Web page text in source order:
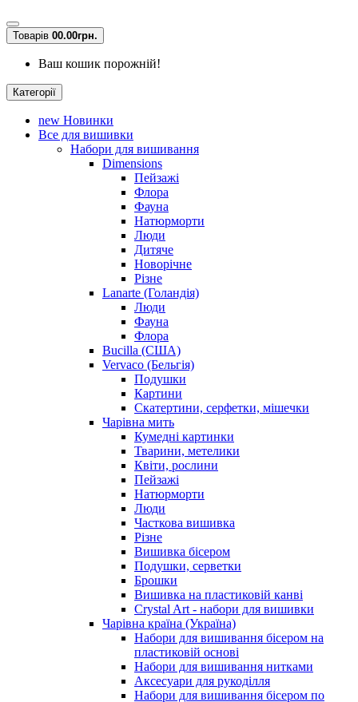
Товарів 00.00грн.
Ваш кошик порожній!
Категорії
new Новинки
Все для вишивки
Набори для вишивання
Dimensions
Пейзажі
Флора
Фауна
Натюрморти
Люди
Дитяче
Новорічне
Різне
Lanarte (Голандія)
Люди
Фауна
Флора
Bucilla (США)
Vervaco (Бельгія)
Подушки
Картини
Скатертини, серфетки, мішечки
Чарiвна мить
Кумедні картинки
Тварини, метелики
Квіти, рослини
Пейзажі
Натюрморти
Люди
Часткова вишивка
Різне
Вишивка бісером
Подушки, серветки
Брошки
Вишивка на пластиковій канві
Crystal Art - набори для вишивки
Чарівна країна (Україна)
Набори для вишивання бісером на
пластиковій основі
Набори для вишивання нитками
Аксесуари для рукоділля
Набори для вишивання бісером по